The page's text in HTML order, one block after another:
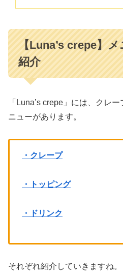
【Luna’s crepe】
紹介
「Luna’s crepe」には、クレ
ニューがあります。
・クレープ
・トッピング
・ドリンク
それぞれ紹介していきますね。